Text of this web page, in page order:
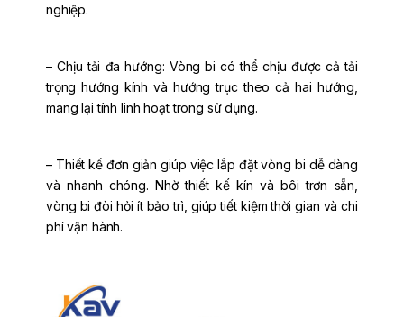
nghiệp.
– Chịu tải đa hướng: Vòng bi có thể chịu được cả tải
trọng hướng kính và hướng trục theo cả hai hướng,
mang lại tính linh hoạt trong sử dụng.
– Thiết kế đơn giản giúp việc lắp đặt vòng bi dễ dàng
và nhanh chóng. Nhờ thiết kế kín và bôi trơn sẵn,
vòng bi đòi hỏi ít bảo trì, giúp tiết kiệm thời gian và chi
phí vận hành.